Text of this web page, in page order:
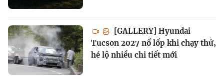
[GALLERY] Hyundai
Tucson 2027 nổ lốp khi chạy thử,
hé lộ nhiều chi tiết mới